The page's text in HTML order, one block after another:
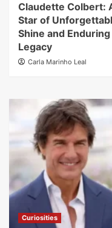
Claudette Colbert:
Star of
Shine and Enduring
Legacy
Carla Marinho Leal
Curiosities